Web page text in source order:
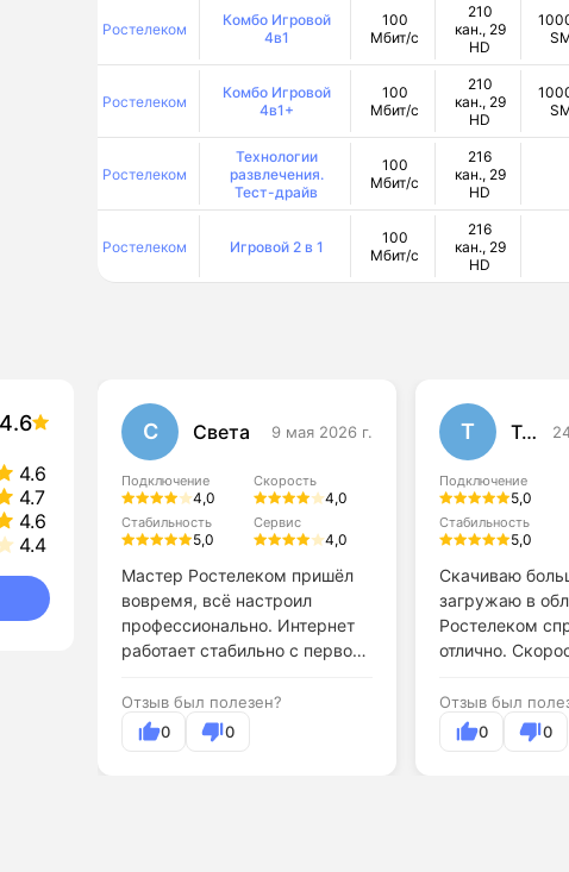
4.6
4.6
4.7
4.6
4.4
С Света 9 мая 2026 г.
Подключение
4,0
Скорость
4,0
Стабильность
5,0
Сервис
4,0
Мастер Ростелеком пришёл
вовремя, всё настроил
профессионально. Интернет
работает стабильно с первого
Отзыв был полезен?
0
0
Т Тома
Подключение
5,0
Стабильность
5,0
Скачиваю
загружаю в
Ростелеком
отлично.
Отзыв был
0
0
Ростелеком
Комбо Игровой
4в1
100
Мбит/с
210
кан., 29
HD
Ростелеком
Комбо Игровой
4в1+
100
Мбит/с
210
кан., 29
HD
Ростелеком
Технологии
развлечения.
Тест-драйв
100
Мбит/с
216
кан., 29
HD
Ростелеком Игровой 2 в 1
100
Мбит/с
216
кан., 29
HD